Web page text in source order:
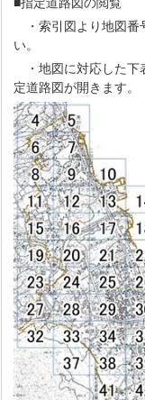
・索引図より地図番
い。
・地図に対応した下
定道路図が開きます。